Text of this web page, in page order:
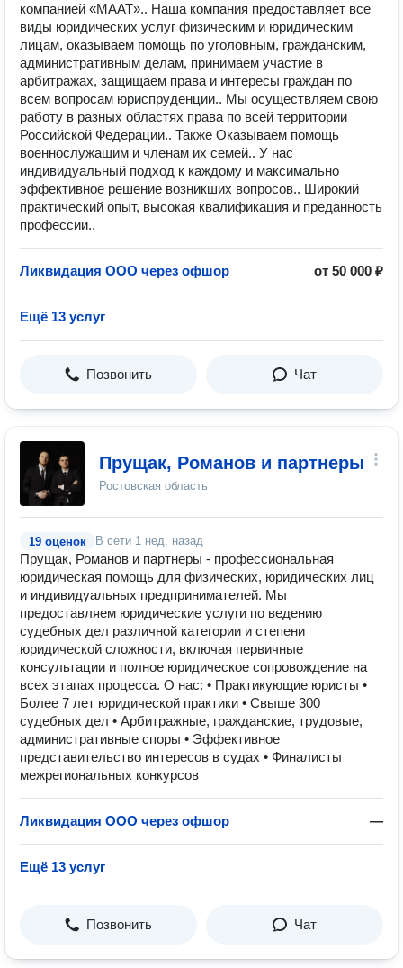
компанией «MAAT».. Наша компания предоставляет все
виды юридических услуг физическим и юридическим
лицам, оказываем помощь по уголовным, гражданским,
административным делам, принимаем участие в
арбитражах, защищаем права и интересы граждан по
всем вопросам юриспруденции.. Мы осуществляем свою
работу в разных областях права по всей территории
Российской Федерации.. Также Оказываем помощь
военнослужащим и членам их семей.. У нас
индивидуальный подход к каждому и максимально
эффективное решение возникших вопросов.. Широкий
практический опыт, высокая квалификация и преданность
профессии..
Ликвидация ООО через офшор от 50 000 ₽
Ещё 13 услуг
Позвонить Чат
Прущак, Романов и партнеры
Ростовская область
19 оценок В сети 1 нед. назад
Прущак, Романов и партнеры - профессиональная
юридическая помощь для физических, юридических лиц
и индивидуальных предпринимателей. Мы
предоставляем юридические услуги по ведению
судебных дел различной категории и степени
юридической сложности, включая первичные
консультации и полное юридическое сопровождение на
всех этапах процесса. О нас: • Практикующие юристы •
Более 7 лет юридической практики • Свыше 300
судебных дел • Арбитражные, гражданские, трудовые,
административные споры • Эффективное
представительство интересов в судах • Финалисты
межрегиональных конкурсов
Ликвидация ООО через офшор —
Ещё 13 услуг
Позвонить Чат